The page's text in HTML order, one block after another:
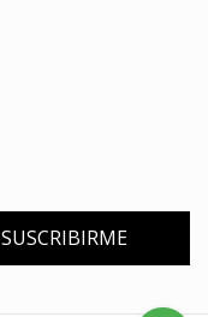
SUSCRIBIRME